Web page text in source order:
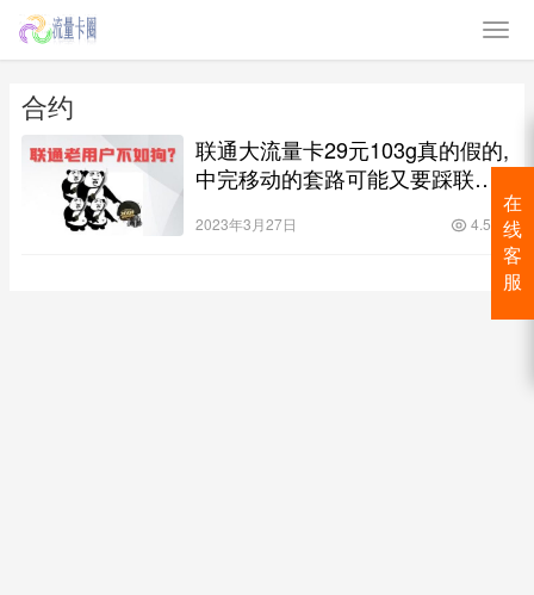
合约
联通大流量卡29元103g真的假的,
中完移动的套路可能又要踩联通
2023年3月27日 4.5K
在
线
客
服